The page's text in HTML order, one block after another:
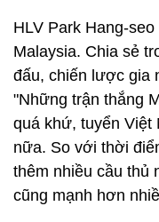
HLV Park Hang-
Malaysia. Chia sẻ
đấu, chiến lược gia
"Những trận thắng
quá khứ, tuyển Việt
nữa. So với thời
thêm nhiều cầu thủ
cũng mạnh hơn